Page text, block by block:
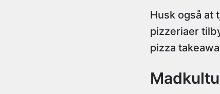
Husk også at
pizzeriaer
pizza